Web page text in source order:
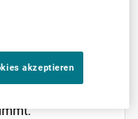
pünktliche
Heizen
akzeptieren